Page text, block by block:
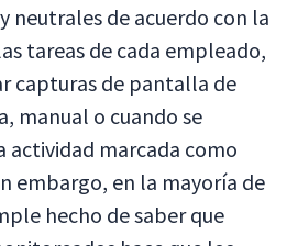
neutrales de acuerdo con la
tareas de cada empleado,
capturas de pantalla de
manual o cuando se
actividad marcada como
embargo, en la mayoría de
hecho de saber que